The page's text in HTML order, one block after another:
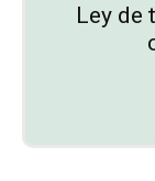
Ley de